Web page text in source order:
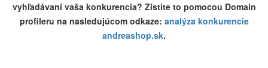
vyhľadávaní vaša konkurencia? Zistite to pomocou Domain
profileru na nasledujúcom odkaze: analýza konkurencie
andreashop.sk.